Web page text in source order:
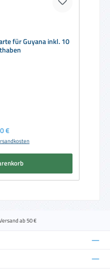
für Guyana inkl. 10
Preis:
€
ab 50 €